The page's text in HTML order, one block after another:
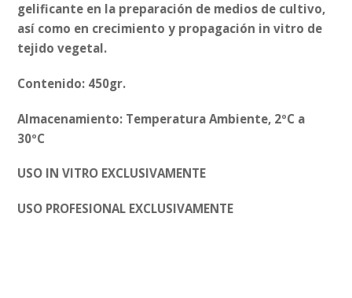
gelificante en la preparación de medios de cultivo,
así como en crecimiento y propagación in vitro de
tejido vegetal.
Contenido: 450gr.
Almacenamiento: Temperatura Ambiente, 2ºC a
30ºC
USO IN VITRO EXCLUSIVAMENTE
USO PROFESIONAL EXCLUSIVAMENTE